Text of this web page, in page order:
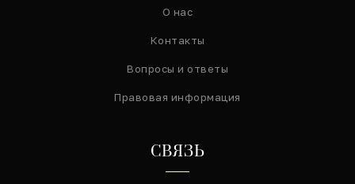
О нас
Контакты
Вопросы и ответы
Правовая информация
СВЯЗЬ